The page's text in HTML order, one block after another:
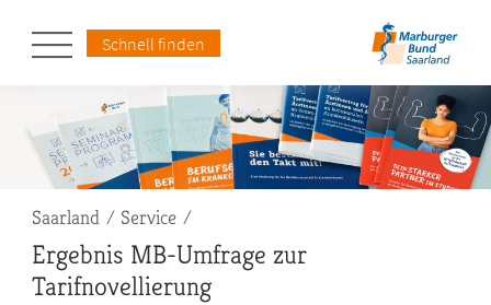
Schnell finden
Pfadnavigation
Saarland Service
Ergebnis MB-Umfrage zur
Tarifnovellierung